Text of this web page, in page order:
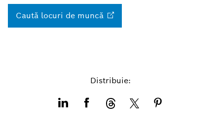
Caută locuri de muncă
Distribuie: